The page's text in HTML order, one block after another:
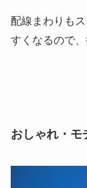
配線まわりも
すくなるので
おしゃれ・モ